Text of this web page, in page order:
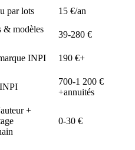
par lots
15 €/an
& modèles
39-280 €
INPI
190 €+
700-1 200 €
+annuités
+
0-30 €